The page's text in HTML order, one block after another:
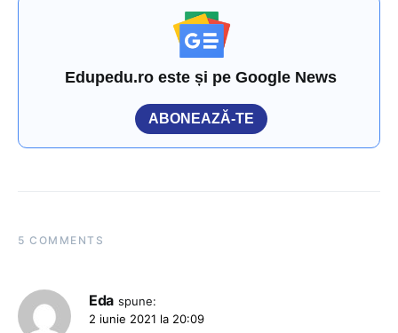
Edupedu.ro este și pe Google News
ABONEAZĂ-TE
5 COMMENTS
Eda spune:
2 iunie 2021 la 20:09